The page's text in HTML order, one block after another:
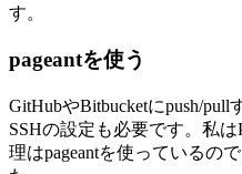
す。
pageantを使う
GitHubやBitbucketにpush/
SSHの設定も必要です。私
理はpageantを使っているの